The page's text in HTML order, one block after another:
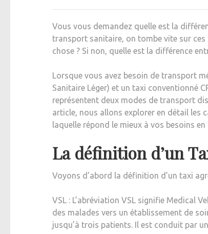
Vous vous demandez quelle est la
transport sanitaire, on tombe vite sur ces
chose ? Si non, quelle est la différence
Lorsque vous avez besoin de transport
Sanitaire Léger) et un taxi conventionné
représentent deux modes de transport
article, nous allons explorer en détail les
laquelle répond le mieux à vos besoins
La définition d’un
Voyons d’abord la définition d’un taxi
VSL : L’abréviation VSL signifie Medical
des malades vers un établissement de
jusqu’à trois patients. Il est conduit par